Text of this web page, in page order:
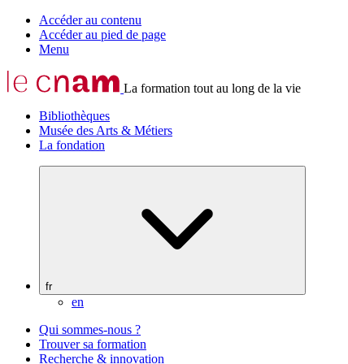
Accéder au contenu
Accéder au pied de page
Menu
La formation tout au long de la vie
Bibliothèques
Musée des Arts & Métiers
La fondation
fr
en
Qui sommes-nous ?
Trouver sa formation
Recherche & innovation